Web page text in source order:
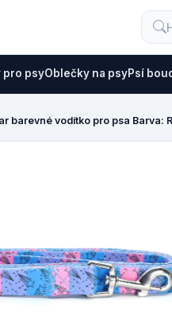
pro psyOblečky na psyPsí
barevné vodítko pro psa Barva: